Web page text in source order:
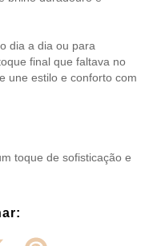
dia a dia ou para
final que faltava no
une estilo e conforto com
toque de sofisticação e